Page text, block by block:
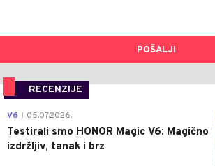
POŠALJI
RECENZIJE
V6 05.07.2026.
Testirali smo HONOR Magic V6: Magično
izdržljiv, tanak i brz